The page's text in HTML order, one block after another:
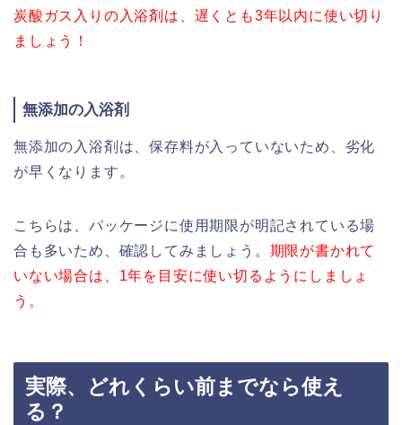
炭酸ガス入りの入浴剤は、遅くとも3年以内に使い切り
ましょう！
無添加の入浴剤
無添加の入浴剤は、保存料が入っていないため、劣化
が早くなります。
こちらは、パッケージに使用期限が明記されている場
合も多いため、確認してみましょう。 期限が書かれて
いない場合は、1年を目安に使い切るようにしましょ
う。
実際、どれくらい前までなら使え
る？